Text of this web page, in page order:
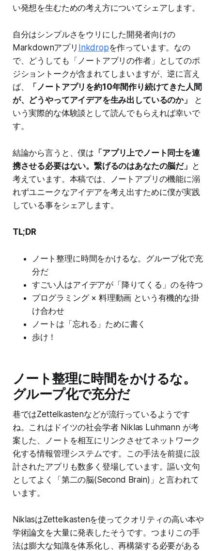
い発想を生むための考え方についてシェアします。
自分はシンプルさをウリにした開発者向けの
Markdownアプリ Inkdropを作っています。なの
で、どうしても「ノートアプリの作者」としてのポ
ジショントークが含まれてしまいますが、逆に言え
ば、
「ノートアプリを約10年間作り続けてきた人間
が、どうやってアイデアを生み出しているのか」
と
いう実際的な体験談として読んでもらえれば幸いで
す。
結論から言うと、僕は 「アプリ上でノート同士を連
携させる必要はない。繋げるのはあなたの脳だ」 と
考えています。本稿では、ノートアプリの機能に溺
れずユニークなアイデアを考え出すために僕が実践
している事をシェアします。
TL;DR
ノート整理に時間をかけるな。グループ化で充
分だ
すごい人はアイデアが「降りてくる」のを待つ
プログラミング × 料理動画 という有機的な掛
け合わせ
ノートは「忘れる」ために書く
歩け！
ノート整理に時間をかけるな。
グループ化で充分だ
巷ではZettelkastenなどが流行っているようです
ね。これはドイツの社会学者 Niklas Luhmann が考
案した、ノートを相互にリンクさせてネットワーク
化する情報管理システムです。この手法を前提に設
計されたアプリも数多く登場しています。謳い文句
としてよく「第二の脳(Second Brain)」と言われて
います。
NiklasはZettelkastenを使ってクオリティの高い本や
学術論文を大量に発表したそうです。つまりこの手
法は膨大な知識を体系化し、再構築する必要がある